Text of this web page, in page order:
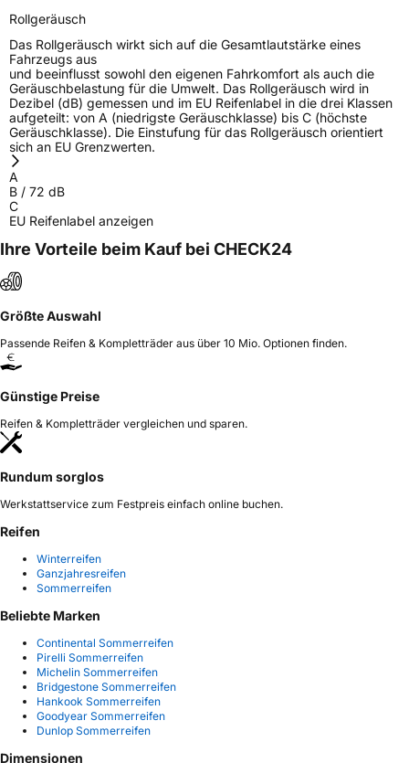
Rollgeräusch
Das Rollgeräusch wirkt sich auf die Gesamtlautstärke eines
Fahrzeugs aus
und beeinflusst sowohl den eigenen Fahrkomfort als auch die
Geräuschbelastung für die Umwelt. Das Rollgeräusch wird in
Dezibel (dB) gemessen und im EU Reifenlabel in die drei Klassen
aufgeteilt: von A (niedrigste Geräuschklasse) bis C (höchste
Geräuschklasse). Die Einstufung für das Rollgeräusch orientiert
sich an EU Grenzwerten.
A
B / 72 dB
C
EU Reifenlabel anzeigen
Ihre Vorteile beim Kauf bei CHECK24
Größte Auswahl
Passende Reifen & Kompletträder aus über 10 Mio. Optionen finden.
Günstige Preise
Reifen & Kompletträder vergleichen und sparen.
Rundum sorglos
Werkstattservice zum Festpreis einfach online buchen.
Reifen
Winterreifen
Ganzjahresreifen
Sommerreifen
Beliebte Marken
Continental Sommerreifen
Pirelli Sommerreifen
Michelin Sommerreifen
Bridgestone Sommerreifen
Hankook Sommerreifen
Goodyear Sommerreifen
Dunlop Sommerreifen
Dimensionen